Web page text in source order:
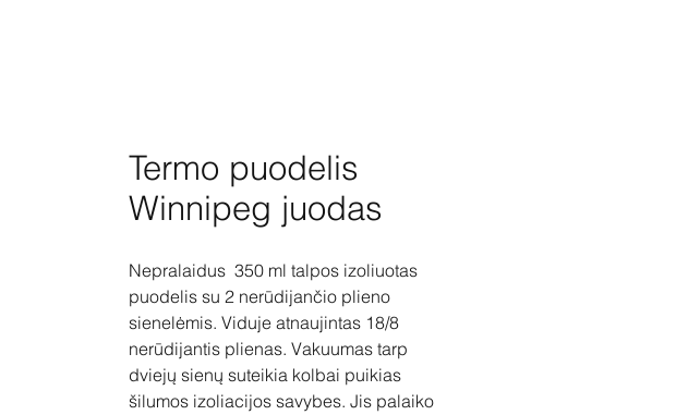
Termo puodelis
Winnipeg juodas
Nepralaidus 350 ml talpos izoliuotas
puodelis su 2 nerūdijančio plieno
sienelėmis. Viduje atnaujintas 18/8
nerūdijantis plienas. Vakuumas tarp
dviejų sienų suteikia kolbai puikias
šilumos izoliacijos savybes. Jis palaiko